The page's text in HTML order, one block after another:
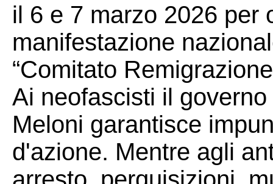
il 6 e 7 marzo 2026 per
manifestazione
“Comitato
Ai neofascisti il
Meloni garantisce
d'azione. Mentre agli